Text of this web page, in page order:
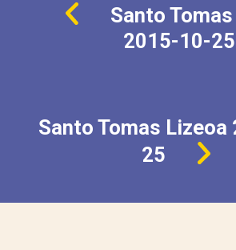
Santo
2015-10-25
Santo Tomas Lizeoa
25